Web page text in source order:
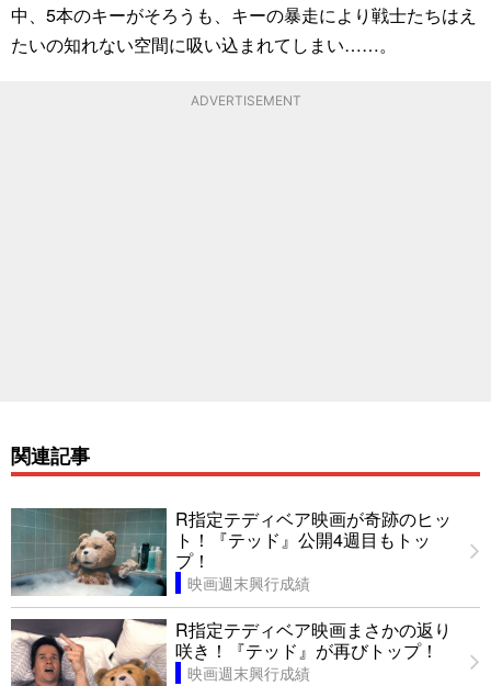
中、5本のキーがそろうも、キーの暴走により戦士たちはえ
たいの知れない空間に吸い込まれてしまい……。
ADVERTISEMENT
関連記事
R指定テディベア映画が奇跡のヒッ
ト！『テッド』公開4週目もトッ
プ！
映画週末興行成績
R指定テディベア映画まさかの返り
咲き！『テッド』が再びトップ！
映画週末興行成績